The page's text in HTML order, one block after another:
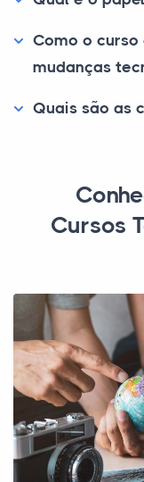
Como o
mudanças
Quais são as
Cursos